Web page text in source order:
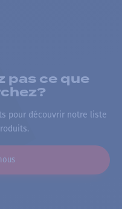
pas ce que
pour découvrir notre liste